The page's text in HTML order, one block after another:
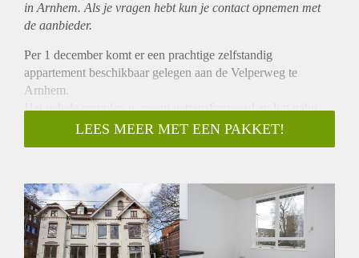
in Arnhem. Als je vragen hebt kun je contact opnemen met
de aanbieder.
Per 1 december komt er een prachtige zelfstandig
appartement beschikbaar gelegen aan de Velperweg te
Arnhem.
Het gehele complex is recent getransformeerd en ligt nabij
het bruisende centrum van Arnhem.
Het appartement heeft een oppervlakte van ca. 55 m2 heeft
De keuken is voorzien van diverse inbouwapparatuur zoals
een kookplaat, koelkast met vriesvak en afzuigkap.
Luxe afgewerkte badkamer met compleet tegelwerk en
vloerverwarming, woonkamer en slaapkamer afgewerkt met
LEES MEER MET EEN PAKKET!